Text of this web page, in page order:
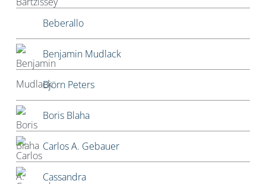
Beberallo
Benjamin Mudlack
Björn Peters
Boris Blaha
Carlos A. Gebauer
Cassandra